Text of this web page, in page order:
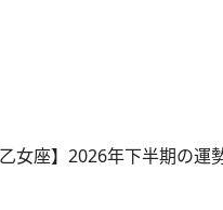
女座】2026年下半期の